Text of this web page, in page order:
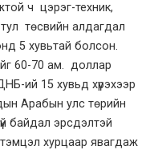
ч цэрэг-техник,
төсвийн алдагдал
5 хувьтай болсон.
60-70 ам. доллар
ий 15 хувьд хүрэхээр
Арабын улс төрийн
байдал эрсдэлтэй
хурцаар явагдаж